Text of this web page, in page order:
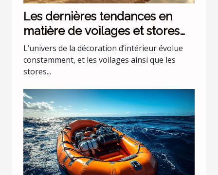
Les dernières tendances en
matière de voilages et stores
pour intérieurs
L’univers de la décoration d’intérieur évolue
constamment, et les voilages ainsi que les
stores...